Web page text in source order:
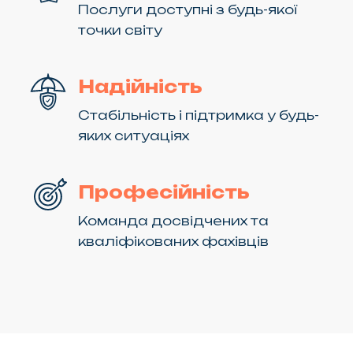
Послуги доступні з будь-якої
точки світу
Надійність
Стабільність і підтримка у будь-
яких ситуаціях
Професійність
Команда досвідчених та
кваліфікованих фахівців